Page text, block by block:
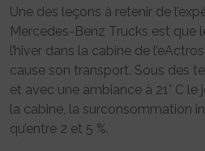
Une des leçons à retenir de
Mercedes-Benz Trucks est que
l’hiver dans la cabine de
cause son transport. Sous des
et avec une ambiance à 21° C le
la cabine, la surconsommation
qu’entre 2 et 5 %.